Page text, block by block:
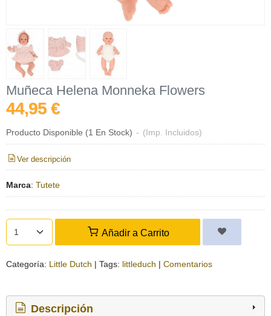
Muñeca Helena Monneka Flowers
44,95 €
Producto Disponible (1 En Stock) - (Imp. Incluidos)
Ver descripción
Marca: Tutete
Añadir a Carrito
Categoría: Little Dutch | Tags: littleduch | Comentarios
Descripción